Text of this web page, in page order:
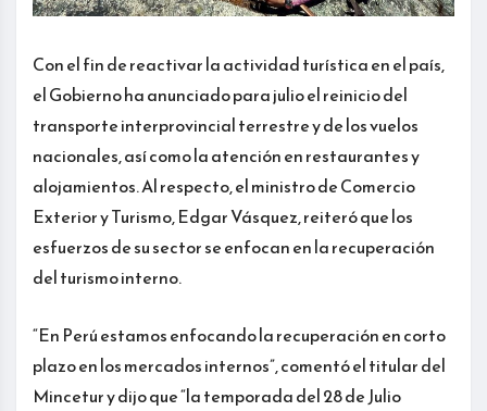
Con el fin de reactivar la actividad turística en el país,
el Gobierno ha anunciado para julio el reinicio del
transporte interprovincial terrestre y de los vuelos
nacionales, así como la atención en restaurantes y
alojamientos. Al respecto, el ministro de Comercio
Exterior y Turismo, Edgar Vásquez, reiteró que los
esfuerzos de su sector se enfocan en la recuperación
del turismo interno.
“En Perú estamos enfocando la recuperación en corto
plazo en los mercados internos”, comentó el titular del
Mincetur y dijo que “la temporada del 28 de Julio